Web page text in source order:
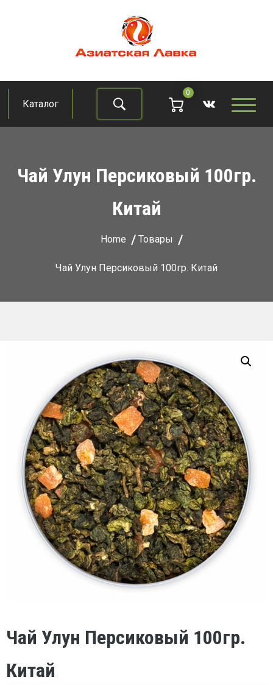
Азиатская лавка
Продукты из восточно-азиатских стран
Каталог
0
Чай Улун Персиковый 100гр.
Китай
Home Товары
Чай Улун Персиковый 100гр. Китай
Чай Улун Персиковый 100гр.
Китай